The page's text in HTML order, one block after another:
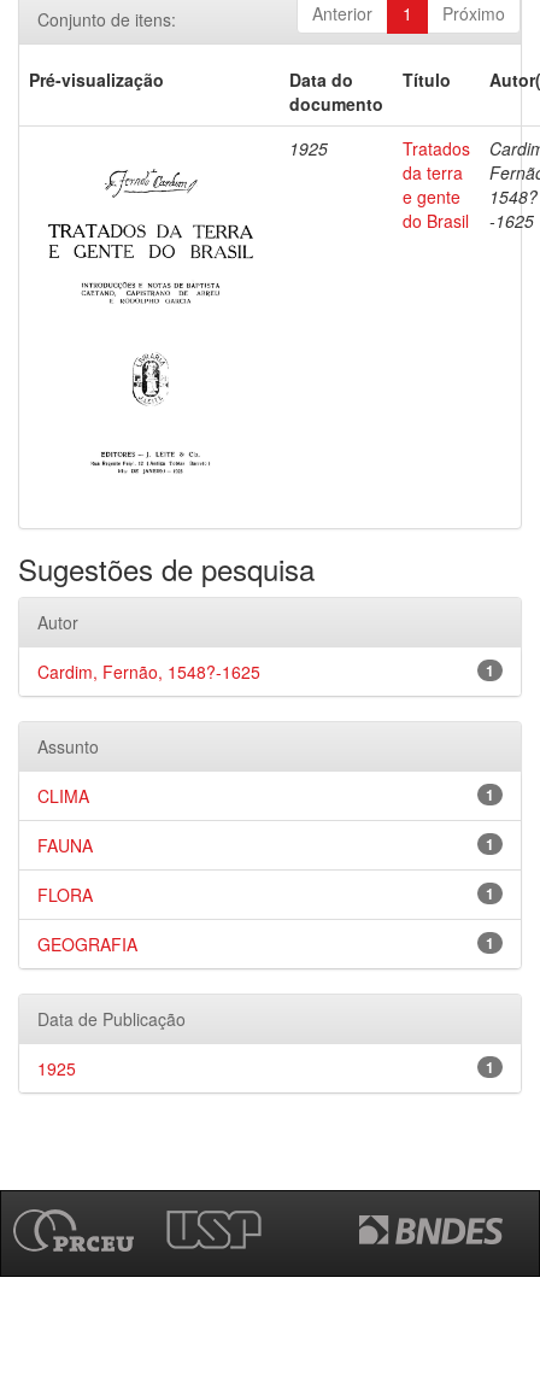
Anterior 1 Próximo
Conjunto de itens:
Pré-visualização
Data do
documento
Título
1925
Tratados
da terra
e gente
do Brasil
1548?
-1625
Sugestões de pesquisa
Autor
1
Cardim, Fernão, 1548?-1625
Assunto
1
CLIMA
1
FAUNA
1
FLORA
1
GEOGRAFIA
Data de Publicação
1
1925